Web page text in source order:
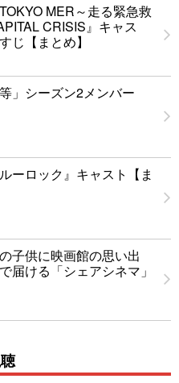
MER～走る緊急救
CRISIS』キャス
じ【まとめ】
等」シーズン2メンバー
ーロック』キャスト【ま
子供に映画館の思い出
届ける「シェアシネマ」